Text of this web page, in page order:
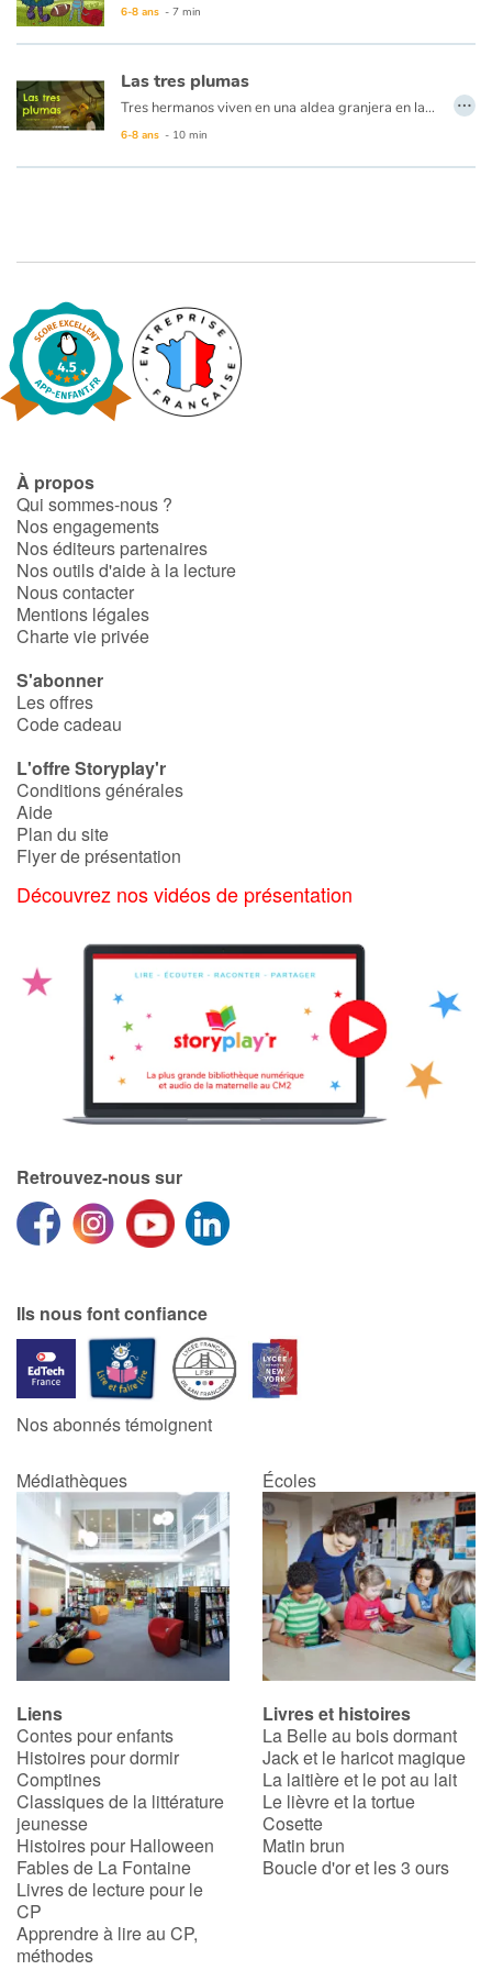
Catalogue anglais
Accueil
Famille
Écoles
Médiathèques
Vidéos & Tutoriaux
Blog
Actualités
Rencontres et témoignages
Contes d'ici et d'ailleurs
Autour de la lecture
Activités et ateliers
Apprendre les langues
Dyslexie, troubles de la lecture
Les plus lus
Coups de coeur
6-8 ans - 7 min
Las tres plumas
Tres hermanos viven en una aldea granjera en las montañas de la India. Un día, deciden ir a buscar fortuna, con la ayuda de un hombre sabio. Él les ofrece a cada uno una pluma, que los ayudará a encontrar lo que tan profundamente anhelan...
6-8 ans - 10 min
…
À propos
Qui sommes-nous ?
Nos engagements
Nos éditeurs partenaires
Nos outils d'aide à la lecture
Nous contacter
Mentions légales
Charte vie privée
S'abonner
Les offres
Code cadeau
L'offre Storyplay'r
Conditions générales
Aide
Plan du site
Flyer de présentation
Découvrez nos vidéos de présentation
Retrouvez-nous sur
Ils nous font confiance
Nos abonnés témoignent
Médiathèques Écoles
Liens
Contes pour enfants
Histoires pour dormir
Comptines
Classiques de la littérature
jeunesse
Histoires pour Halloween
Fables de La Fontaine
Livres de lecture pour le
CP
Apprendre à lire au CP,
méthodes
Livres et histoires
La Belle au bois dormant
Jack et le haricot magique
La laitière et le pot au lait
Le lièvre et la tortue
Cosette
Matin brun
Boucle d'or et les 3 ours